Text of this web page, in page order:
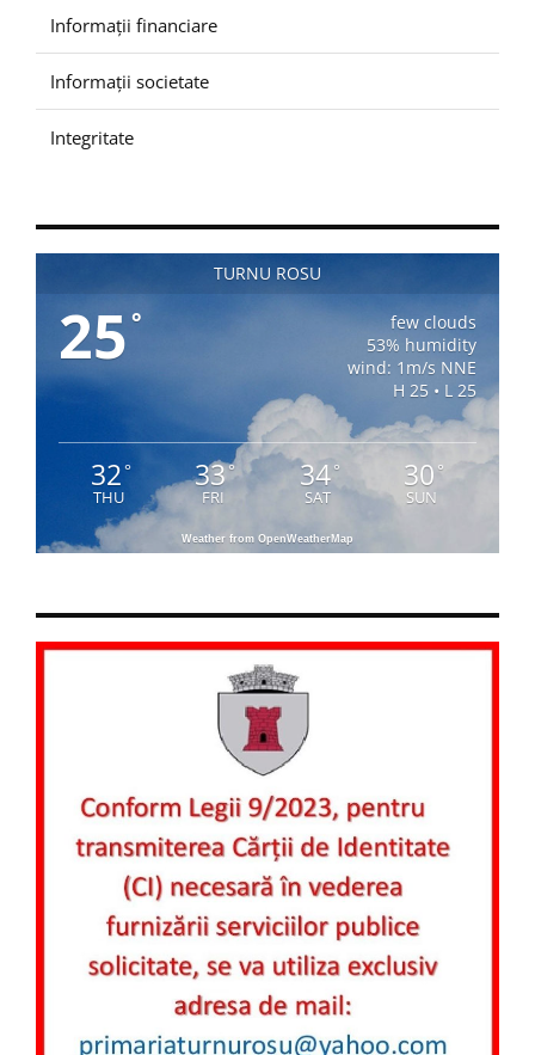
Informații financiare
Informații societate
Integritate
TURNU ROSU
25°
few clouds
53% humidity
wind: 1m/s NNE
H 25 • L 25
32°
THU
33°
FRI
34°
SAT
30 °
SUN
Weather from OpenWeatherMap